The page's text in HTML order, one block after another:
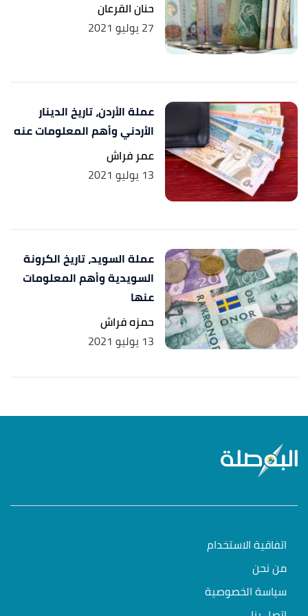
حنان القرعان
27 يوليو 2021
عملة الأردن، تاريخ الدينار
الأردني وأهم المعلومات عنه
عمر فراش
13 يوليو 2021
عملة السويد، تاريخ الكرونة
السويدية وأهم المعلومات
عنها
حمزه فراش
13 يوليو 2021
اتفاقية الاستخدام
من نحن
سياسة الخصوصية